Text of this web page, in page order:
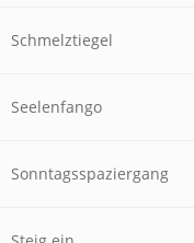
Schmelztiegel
Seelenfango
Sonntagsspaziergang